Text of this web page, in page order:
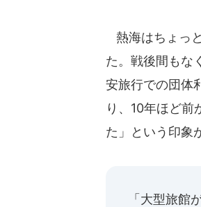
熱海はちょっ
た。戦後間もな
安旅行での団体
り、10年ほど
た」という印象
「大型旅館